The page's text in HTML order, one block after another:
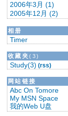
2006年3月 (1)
2005年12月 (2)
相册
Timer
收藏夹(3)
Study(3) (rss)
网站链接
Abc On Tomore
My MSN Space
我的Web U盘